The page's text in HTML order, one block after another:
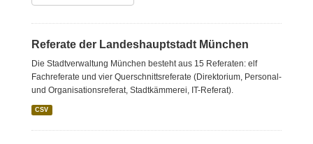
Referate der Landeshauptstadt München
Die Stadtverwaltung München besteht aus 15 Referaten: elf
Fachreferate und vier Querschnittsreferate (Direktorium, Personal-
und Organisationsreferat, Stadtkämmerei, IT-Referat).
CSV